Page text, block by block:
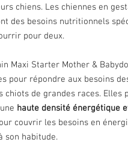
chiens. Les chiennes en
des besoins nutritionnels
pour deux.
Maxi Starter Mother &
pour répondre aux besoins
de grandes races. Elles
haute densité énergétique
couvrir les besoins en
son habitude.